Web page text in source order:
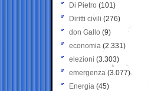
Di Pietro (101)
Diritti civili (276)
don Gallo (9)
economia (2.331)
elezioni (3.303)
emergenza (3.077)
Energia (45)